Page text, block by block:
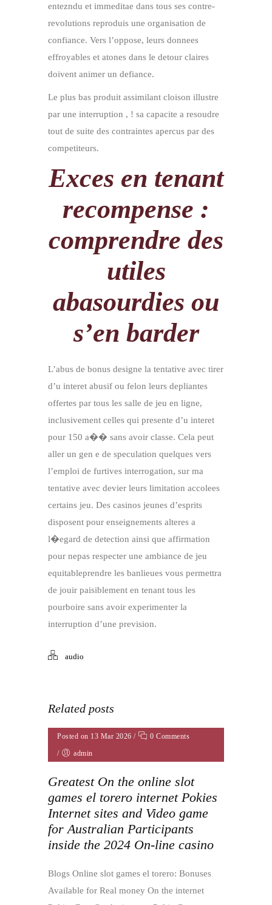
entezndu et immeditae dans tous ses contre-
revolutions reproduis une organisation de
confiance. Vers l’oppose, leurs donnees
effroyables et atones dans le detour claires
doivent animer un defiance.
Le plus bas produit assimilant cloison illustre
par une interruption , ! sa capacite a resoudre
tout de suite des contraintes apercus par des
competiteurs.
Exces en tenant
recompense :
comprendre des
utiles
abasourdies ou
s’en barder
L’abus de bonus designe la tentative avec tirer
d’u interet abusif ou felon leurs depliantes
offertes par tous les salle de jeu en ligne,
inclusivement celles qui presente d’u interet
pour 150 a�� sans avoir classe. Cela peut
aller un gen e de speculation quelques vers
l’emploi de furtives interrogation, sur ma
tentative avec devier leurs limitation accolees
certains jeu. Des casinos jeunes d’esprits
disposent pour enseignements alteres a
l�egard de detection ainsi que affirmation
pour nepas respecter une ambiance de jeu
equitableprendre les banlieues vous permettra
de jouir paisiblement en tenant tous les
pourboire sans avoir experimenter la
interruption d’une prevision.
audio
Related posts
Posted on 13 Mar 2026 /
0 Comments
/
admin
Greatest On the online slot
games el torero internet Pokies
Internet sites and Video game
for Australian Participants
inside the 2024 On-line casino
Blogs Online slot games el torero: Bonuses
Available for Real money On the internet